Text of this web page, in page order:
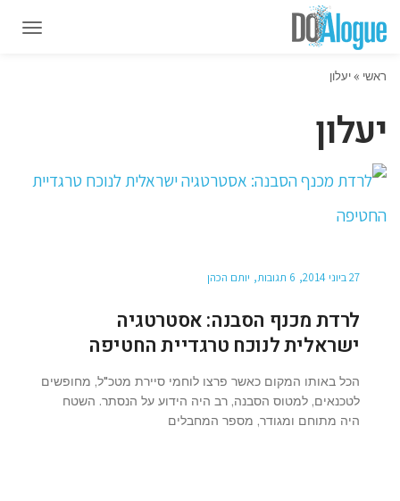
ראשי »יעלון
יעלון
27 ביוני 2014 6 תגובות יותם הכהן
לרדת מכנף הסבנה: אסטרטגיה
ישראלית לנוכח טרגדיית החטיפה
הכל באותו המקום כאשר פרצו לוחמי סיירת מטכ"ל, מחופשים
לטכנאים, למטוס הסבנה, רב היה הידוע על הנסתר. השטח
היה מתוחם ומגודר, מספר המחבלים